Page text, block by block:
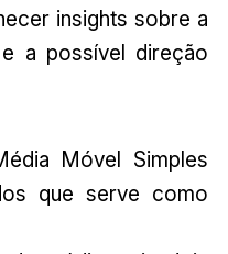
insights sobre a
a possível direção
Móvel Simples
que serve como